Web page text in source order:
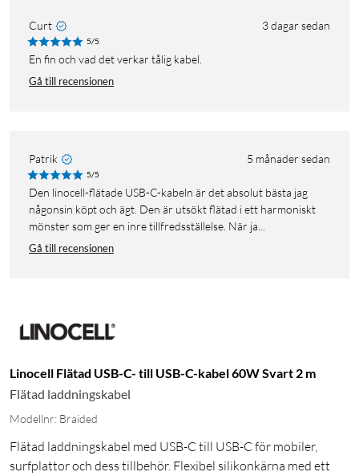
Curt 3 dagar sedan
5/5
En fin och vad det verkar tålig kabel.
Gå till recensionen
Patrik 5 månader sedan
5/5
Den linocell-flätade USB-C-kabeln är det absolut bästa jag
någonsin köpt och ägt. Den är utsökt flätad i ett harmoniskt
mönster som ger en inre tillfredsställelse. När ja...
Gå till recensionen
Linocell Flätad USB-C- till USB-C-kabel 60W Svart 2 m
Flätad laddningskabel
Modellnr: Braided
Flätad laddningskabel med USB-C till USB-C för mobiler,
surfplattor och dess tillbehör. Flexibel silikonkärna med ett